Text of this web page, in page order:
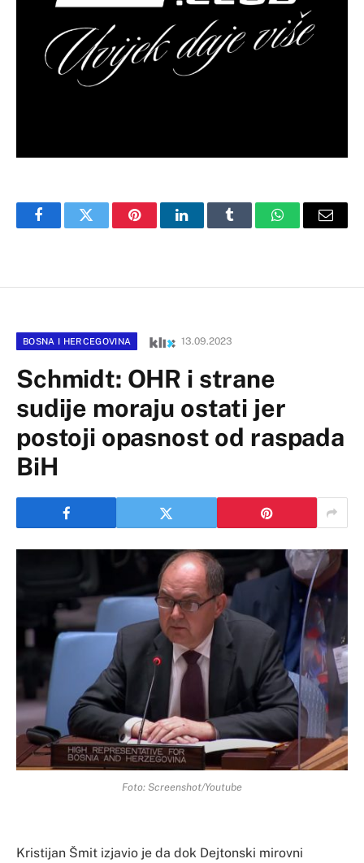
FacebookTwitter PinterestLinkedInTumblr WhatsAppEmail
BOSNA I HERCEGOVINA 13.09.2023
Schmidt: OHR i strane
sudije moraju ostati jer
postoji opasnost od raspada
BiH
Foto: Screenshot/Youtube
Kristijan Šmit izjavio je da dok Dejtonski mirovni